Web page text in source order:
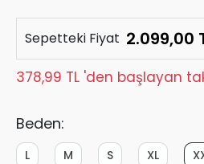
Sepetteki Fiyat 2.099,00
378,99 TL 'den başlayan
Beden:
XL
S
M
L